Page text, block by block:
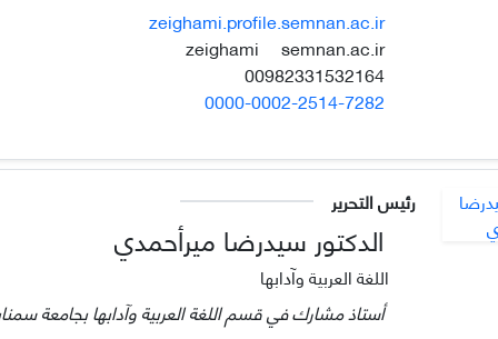
zeighami.profile.semnan.ac.ir
zeighami
semnan.ac.ir
0000-0002-2514-7282
رئيس التحرير
الدكتور سيدرضا ميرأحمدي
اللغة العربية وآدابها
أستاذ مشارك في قسم اللغة العربية وآدابها بجامعة